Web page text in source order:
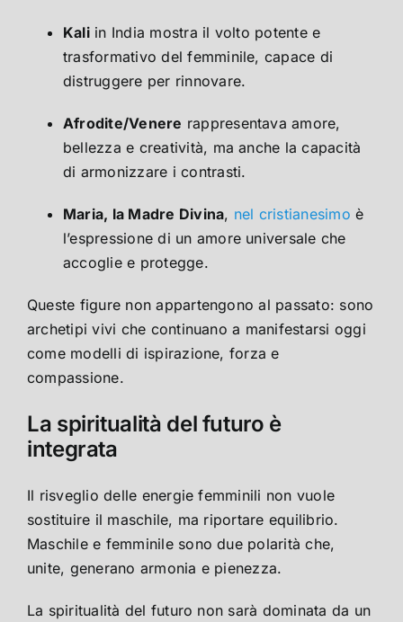
Kaliin India mostra il volto potente e
trasformativo del femminile, capace di
distruggere per rinnovare.
Afrodite/Venere rappresentava amore,
bellezza e creatività, ma anche la capacità
di armonizzare i contrasti.
Maria, la Madre Divina, nel cristianesimo è
l’espressione di un amore universale che
accoglie e protegge.
Queste figure non appartengono al passato: sono
archetipi vivi che continuano a manifestarsi oggi
come modelli di ispirazione, forza e
compassione.
La spiritualità del futuro è
integrata
Il risveglio delle energie femminili non vuole
sostituire il maschile, ma riportare equilibrio.
Maschile e femminile sono due polarità che,
unite, generano armonia e pienezza.
La spiritualità del futuro non sarà dominata da un